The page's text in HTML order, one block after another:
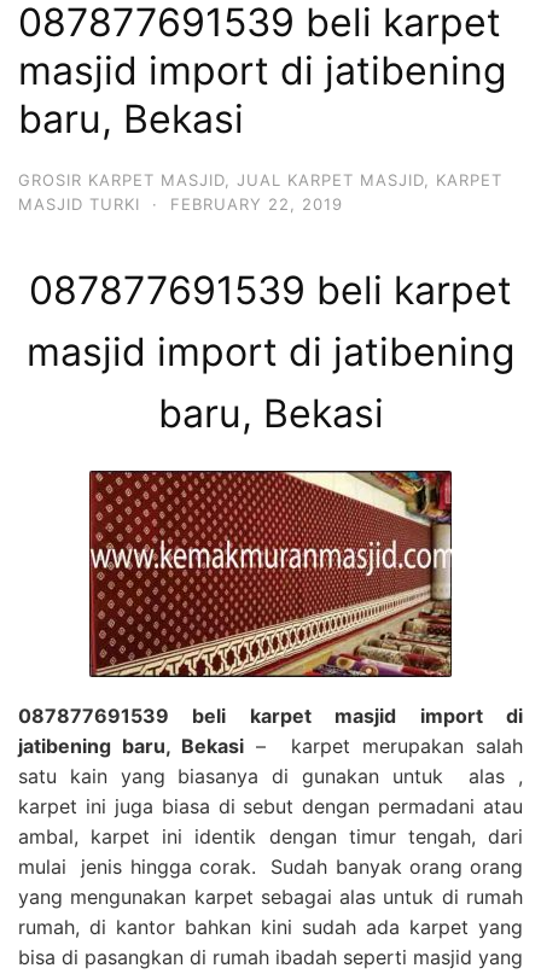
087877691539 beli karpet
masjid import di jatibening
baru, Bekasi
GROSIR KARPET MASJID JUAL KARPET MASJID
KARPET
MASJID TURKI
· FEBRUARY 22, 2019
087877691539 beli karpet
masjid import di jatibening
baru, Bekasi
087877691539 beli karpet masjid import di
jatibening baru, Bekasi – karpet merupakan salah
satu kain yang biasanya di gunakan untuk alas ,
karpet ini juga biasa di sebut dengan permadani atau
ambal, karpet ini identik dengan timur tengah, dari
mulai jenis hingga corak. Sudah banyak orang orang
yang mengunakan karpet sebagai alas untuk di rumah
rumah, di kantor bahkan kini sudah ada karpet yang
bisa di pasangkan di rumah ibadah seperti masjid yang